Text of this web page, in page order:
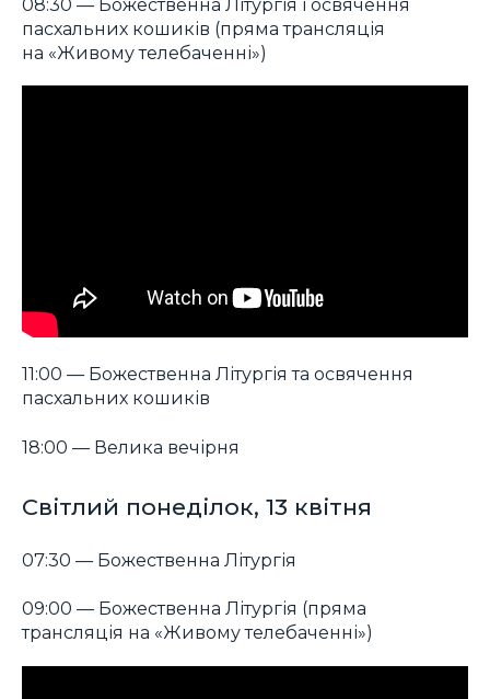
пасхальних кошиків (пряма трансляція
на «Живому телебаченні»)
11:00 — Божественна Літургія та освячення
пасхальних кошиків
18:00 — Велика вечірня
Світлий понеділок, 13 квітня
07:30 — Божественна Літургія
09:00 — Божественна Літургія (пряма
трансляція на «Живому телебаченні»)